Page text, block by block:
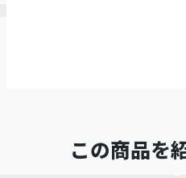
この商品を